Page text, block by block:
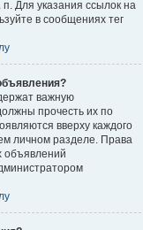
Для указания ссылок на
в сообщениях тег
важную
прочесть их по
вверху каждого
личном разделе. Права
объявлений